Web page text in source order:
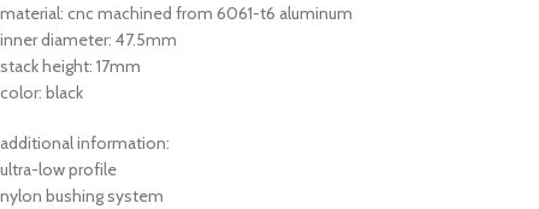
material: cnc machined from 6061-t6 aluminum
inner diameter: 47.5mm
stack height: 17mm
color: black
additional information:
ultra-low profile
nylon bushing system